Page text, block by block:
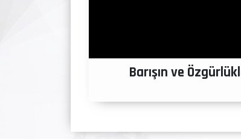
Barışın ve